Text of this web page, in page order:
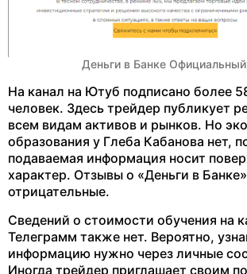
Деньги в Банке Официальный
На канал на Ютуб подписано более
человек. Здесь трейдер публикует
всем видам активов и рынков. Но
образования у Глеба Кабанова нет,
подаваемая информация носит
характер. Отзывы о «Деньги в
отрицательные.
Сведений о стоимости обучения на
Телеграмм также нет. Вероятно,
информацию нужно через личные
Иногда трейдер приглашает своим